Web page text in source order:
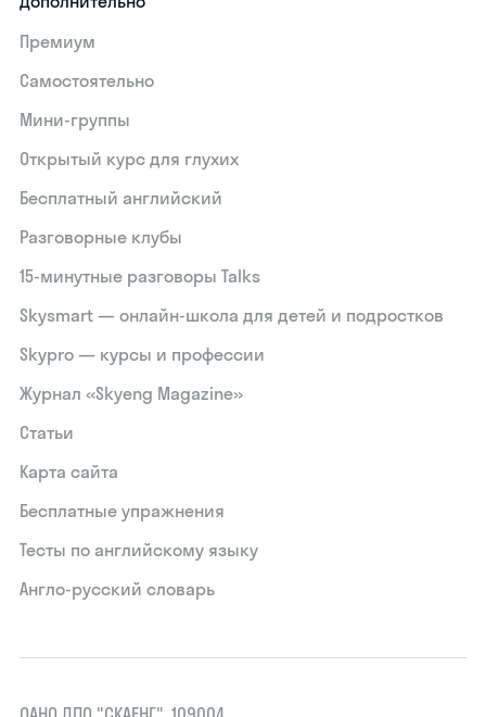
Премиум
Самостоятельно
Мини-группы
Открытый курс для глухих
Бесплатный английский
Разговорные клубы
15‑минутные разговоры Talks
Skysmart — онлайн-школа для детей и подростков
Skypro — курсы и профессии
Журнал «Skyeng Magazine»
Статьи
Карта сайта
Бесплатные упражнения
Тесты по английскому языку
Англо-русский словарь